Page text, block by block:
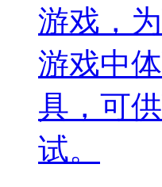
游戏，
游戏中
具，可
试。